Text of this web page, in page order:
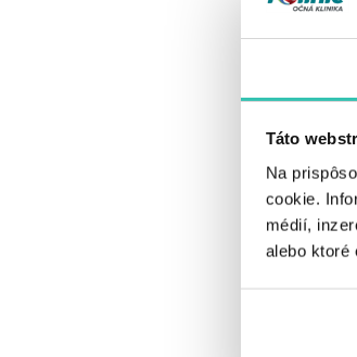
Táto
Na
cookie.
médií,
alebo ktoré